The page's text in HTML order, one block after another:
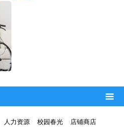

人力资源 校园春光 店铺商店